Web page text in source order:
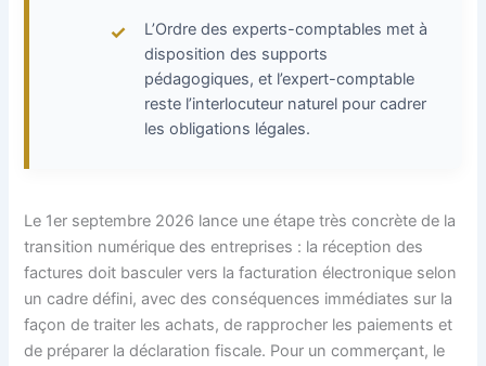
L’Ordre des experts-comptables met à
disposition des supports
pédagogiques, et l’expert-comptable
reste l’interlocuteur naturel pour cadrer
les obligations légales.
Le 1er septembre 2026 lance une étape très concrète de la
transition numérique des entreprises : la réception des
factures doit basculer vers la facturation électronique selon
un cadre défini, avec des conséquences immédiates sur la
façon de traiter les achats, de rapprocher les paiements et
de préparer la déclaration fiscale. Pour un commerçant, le